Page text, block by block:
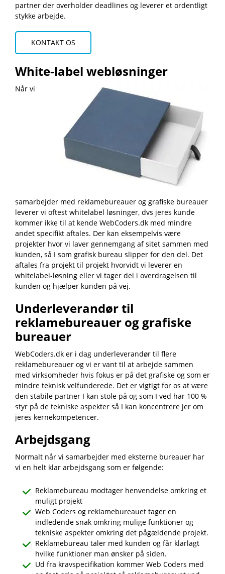
partner der overholder deadlines og leverer et ordentligt
stykke arbejde.
KONTAKT OS
White-label webløsninger
Når vi
samarbejder med reklamebureauer og grafiske bureauer
leverer vi oftest whitelabel løsninger, dvs jeres kunde
kommer ikke til at kende WebCoders.dk med mindre
andet specifikt aftales. Der kan eksempelvis være
projekter hvor vi laver gennemgang af sitet sammen med
kunden, så I som grafisk bureau slipper for den del. Det
aftales fra projekt til projekt hvorvidt vi leverer en
whitelabel-løsning eller vi tager del i overdragelsen til
kunden og hjælper kunden på vej.
Underleverandør til
reklamebureauer og grafiske
bureauer
WebCoders.dk er i dag underleverandør til flere
reklamebureauer og vi er vant til at arbejde sammen
med virksomheder hvis fokus er på det grafiske og som er
mindre teknisk velfunderede. Det er vigtigt for os at være
den stabile partner I kan stole på og som I ved har 100 %
styr på de tekniske aspekter så I kan koncentrere jer om
jeres kernekompetencer.
Arbejdsgang
Normalt når vi samarbejder med eksterne bureauer har
vi en helt klar arbejdsgang som er følgende:
Reklamebureau modtager henvendelse omkring et
muligt projekt
Web Coders og reklamebureauet tager en
indledende snak omkring mulige funktioner og
tekniske aspekter omkring det pågældende projekt.
Reklamebureau taler med kunden og får klarlagt
hvilke funktioner man ønsker på siden.
Ud fra kravspecifikation kommer Web Coders med